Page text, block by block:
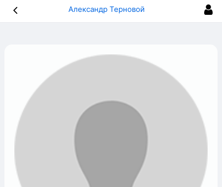
Александр Терновой